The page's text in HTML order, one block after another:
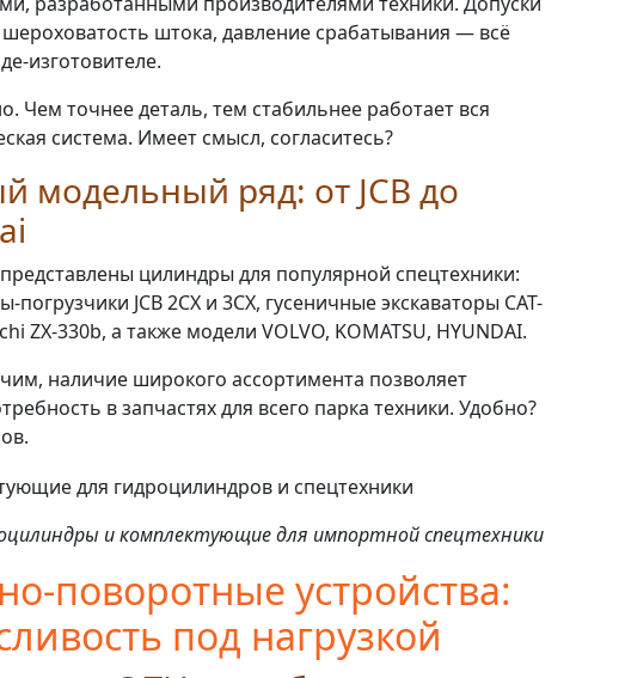
штока, давление срабатывания — всё
изготовителе.
Чем точнее деталь, тем стабильнее работает вся
система. Имеет смысл, согласитесь?
модельный ряд: от JCB до
представлены цилиндры для популярной спецтехники:
погрузчики JCB 2CX и 3CX, гусеничные экскаваторы CAT-
ZX-330b, а также модели VOLVO, KOMATSU, HYUNDAI.
наличие широкого ассортимента позволяет
в запчастях для всего парка техники. Удобно?
и комплектующие для импортной спецтехники
поворотные устройства:
под нагрузкой